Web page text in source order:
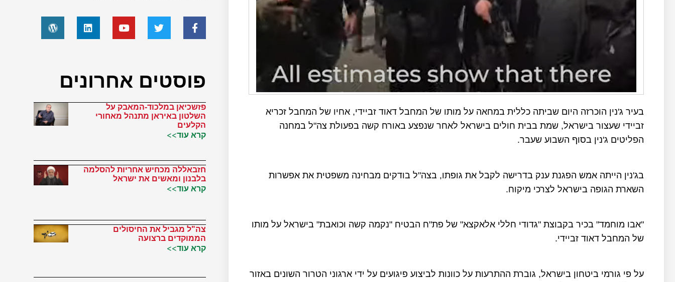
בעיר ג'נין הוכרזה היום שביתה כללית במחאה על מותו של המחבל דאוד זביידי, אחיו של המחבל זכריא
זביידי שעצור בישראל, שמת בבית חולים בישראל לאחר שנפצע באורח קשה בפעולת צה"ל במחנה
הפליטים ג'נין בסוף השבוע שעבר.
בג'נין הייתה אמש הפגנת ענק בדרישה לקבל את גופתו, בצה"ל בודקים מבחינה משפטית את אפשרות
השארת הגופה בישראל לצרכי מיקוח.
"אבו מוחמד" בכיר בקבוצת "גדודי חללי אלאקצא" של פת"ח הבטיח "נקמה קשה וכואבת" בישראל על מותו
של המחבל דאוד זביידי.
על פי גורמי ביטחון בישראל, גוברת ההתרעות על כוונות לביצוע פיגועים על ידי ארגוני הטרור השונים באזור
פוסטים אחרונים
פזשכיאן במלכוד-המאבק על
השלטון באיראן מתנהל מאחורי
הקלעים
קרא עוד>>
חזבאללה מכחיש אחריות להסלמה
בלבנון ומאשים את ישראל
קרא עוד>>
צה"ל מגביל את החיסולים
הממוקדים ברצועה
קרא עוד>>